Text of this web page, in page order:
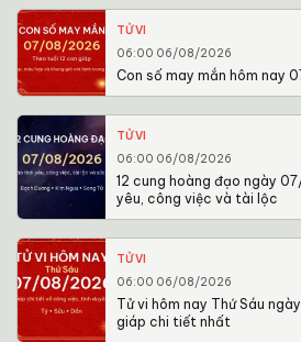
TỬ VI
06:00 06/08/2026
Con số may mắn hôm nay
TỬ VI
06:00 06/08/2026
12 cung hoàng đạo ngày
yêu, công việc và tài lộc
TỬ VI
06:00 06/08/2026
Tử vi hôm nay Thứ Sáu
giáp chi tiết nhất